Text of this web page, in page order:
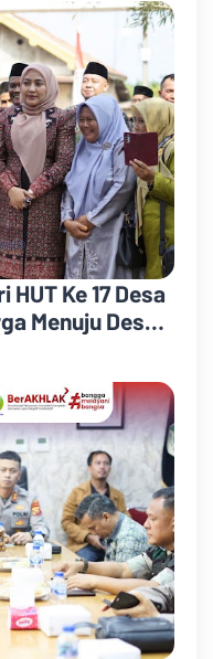
Ke 17 Desa
Menuju Desa